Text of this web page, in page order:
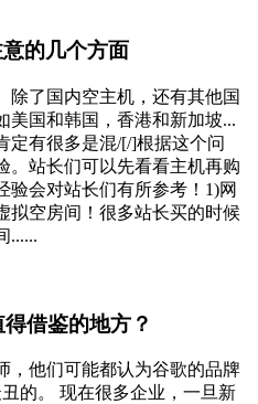
的几个方面
除了国内空主机，还有其他国
美国和韩国，香港和新加坡...
定有很多是混/[/]根据这个问
。站长们可以先看看主机再购
验会对站长们有所参考！1)网
拟空房间！很多站长买的时候
......
借鉴的地方？
，他们可能都认为谷歌的品牌
的。 现在很多企业，一旦新